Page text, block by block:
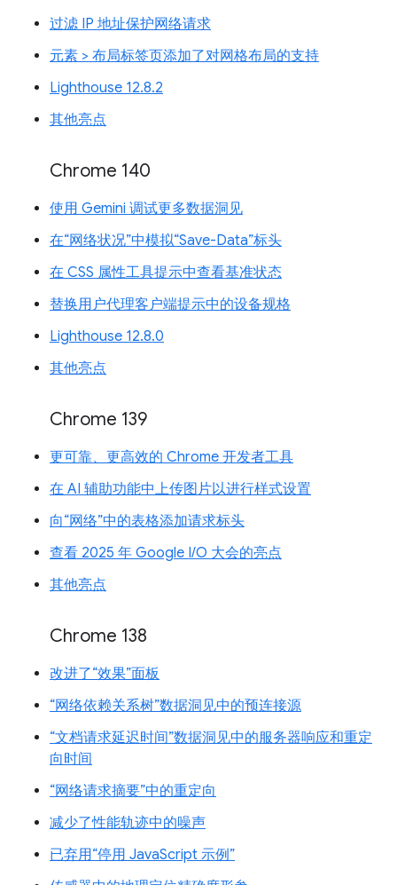
过滤 IP 地址保护网络请求
元素 > 布局标签页添加了对网格布局的支持
Lighthouse 12.8.2
其他亮点
Chrome 140
使用 Gemini 调试更多数据洞见
在“网络状况”中模拟“Save-Data”标头
在 CSS 属性工具提示中查看基准状态
替换用户代理客户端提示中的设备规格
Lighthouse 12.8.0
其他亮点
Chrome 139
更可靠、更高效的 Chrome 开发者工具
在 AI 辅助功能中上传图片以进行样式设置
向“网络”中的表格添加请求标头
查看 2025 年 Google I/O 大会的亮点
其他亮点
Chrome 138
改进了“效果”面板
“网络依赖关系树”数据洞见中的预连接源
“文档请求延迟时间”数据洞见中的服务器响应和重定
向时间
“网络请求摘要”中的重定向
减少了性能轨迹中的噪声
已弃用“停用 JavaScript 示例”